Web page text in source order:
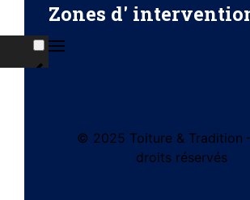
Zones d'
© 2025 Toiture & Tradition
droits réservés